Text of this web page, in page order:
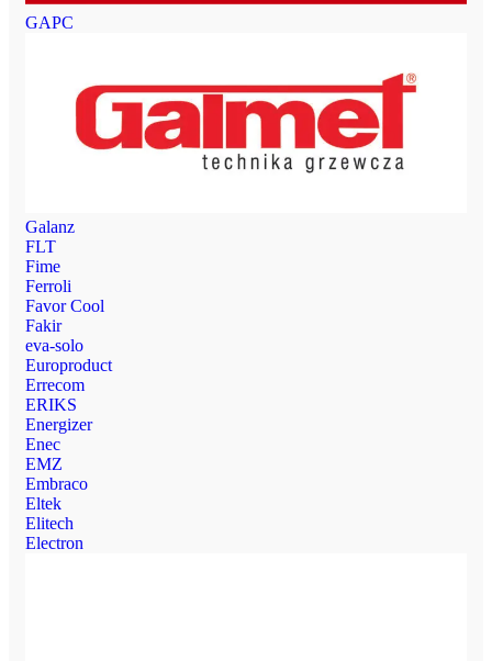
GAPC
Galanz
FLT
Fime
Ferroli
Favor Cool
Fakir
eva-solo
Europroduct
Errecom
ERIKS
Energizer
Enec
EMZ
Embraco
Eltek
Elitech
Electron